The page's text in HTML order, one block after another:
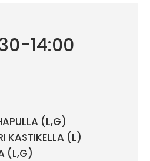
14:00
(L,G)
KASTIKELLA (L)
(L,G)